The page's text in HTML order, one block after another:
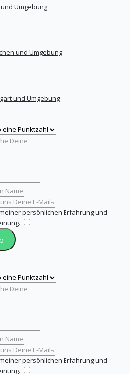
Umgebung
und Umgebung
und Umgebung
persönlichen Erfahrung und
persönlichen Erfahrung und